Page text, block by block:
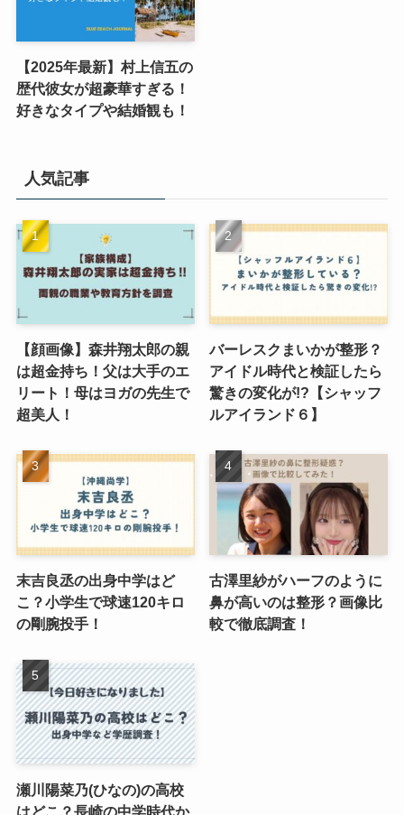
【2025年最新】村上信五の
歴代彼女が超豪華すぎる！
好きなタイプや結婚観も！
人気記事
【顔画像】森井翔太郎の親
は超金持ち！父は大手のエ
リート！母はヨガの先生で
超美人！
バーレスクまいかが整形？
アイドル時代と検証したら
驚きの変化が!?【シャッフ
ルアイランド６】
末吉良丞の出身中学はど
こ？小学生で球速120キロ
の剛腕投手！
古澤里紗がハーフのように
鼻が高いのは整形？画像比
較で徹底調査！
瀬川陽菜乃(ひなの)の高校
はどこ？長崎の中学時代か